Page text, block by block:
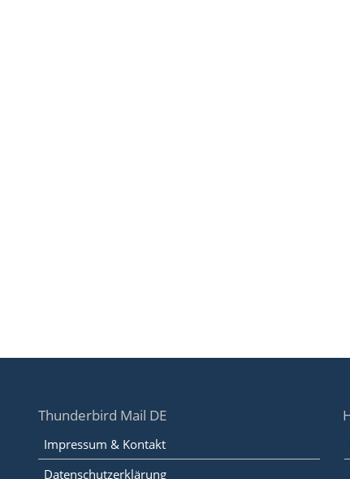
Thunderbird Mail DE
Impressum & Kontakt
Datenschutzerklärung